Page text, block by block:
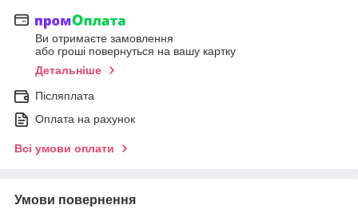
Ви отримаєте замовлення
або гроші повернуться на вашу картку
Детальніше
Післяплата
Оплата на рахунок
Всі умови оплати
Умови повернення